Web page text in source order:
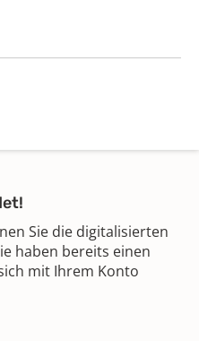
Sie die digitalisierten
haben bereits einen
mit Ihrem Konto